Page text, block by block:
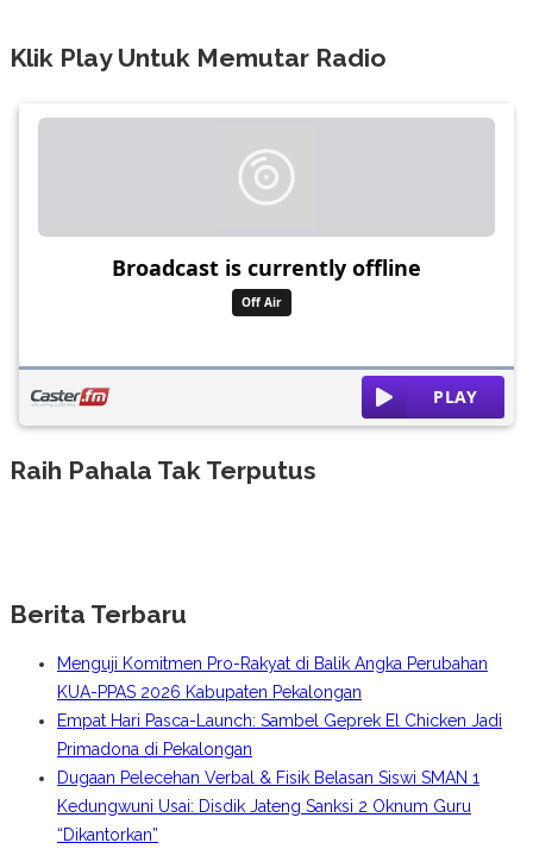
Klik Play Untuk Memutar Radio
Raih Pahala Tak Terputus
Berita Terbaru
Menguji Komitmen Pro-Rakyat di Balik Angka Perubahan
KUA-PPAS 2026 Kabupaten Pekalongan
Empat Hari Pasca-Launch: Sambel Geprek El Chicken Jadi
Primadona di Pekalongan
Dugaan Pelecehan Verbal & Fisik Belasan Siswi SMAN 1
Kedungwuni Usai: Disdik Jateng Sanksi 2 Oknum Guru
“Dikantorkan”